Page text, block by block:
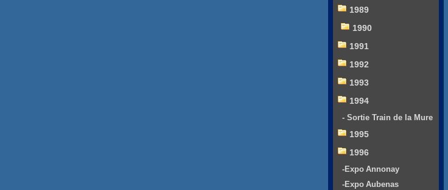
1989
1990
1991
1992
1993
1994
- Sortie Train de la Mure
1995
1996
-Expo Annonay
-Expo Aubenas